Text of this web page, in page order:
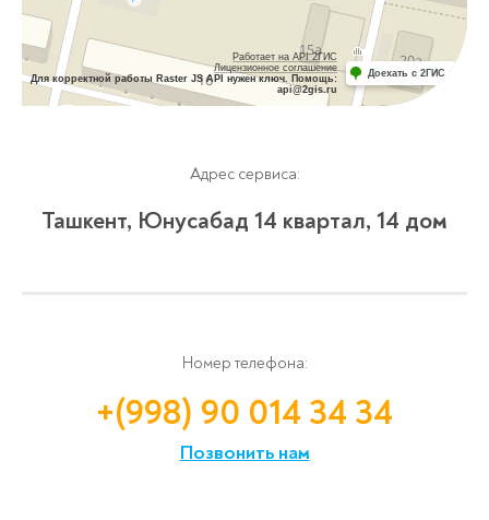
Работает на API 2ГИС
Лицензионное соглашение
Для корректной работы Raster JS API нужен ключ. Помощь:
api@2gis.ru
Доехать с 2ГИС
Адрес сервиса:
Ташкент, Юнусабад 14 квартал, 14 дом
Номер телефона:
+(998) 90 014 34 34
Позвонить нам